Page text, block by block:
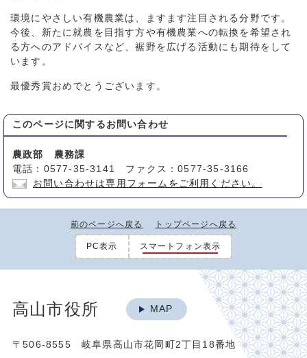
環境にやさしい有機農業は、ますます注目される分野です。
今後、新たに就農を目指す方や有機農業への転換を希望され
る方へのアドバイスなど、裾野を広げる活動にも期待をして
います。
最優秀賞おめでとうございます。
このページに関する お問い合わせ
農政部 農務課
電話：0577-35-3141 ファクス：0577-35-3166
お問い合わせは専用フォームをご利用ください。
前のページへ戻る トップページへ戻る
PC表示 スマートフォン表示
高山市役所 MAP
〒506-8555 岐阜県高山市花岡町2丁目18番地